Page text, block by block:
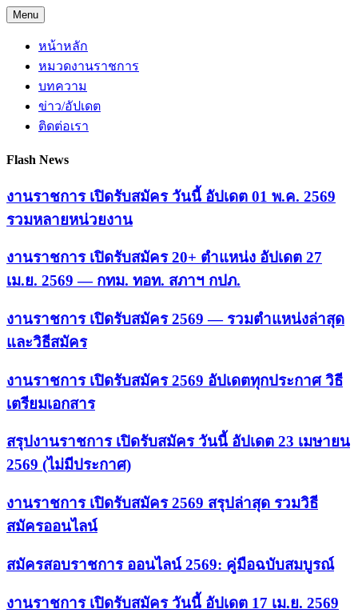
Skip
to
content
Menu
หน้าหลัก
หมวดงานราชการ
บทความ
ข่าว/อัปเดต
ติดต่อเรา
Flash News
งานราชการ เปิดรับสมัคร วันนี้ อัปเดต 01 พ.ค. 2569
รวมหลายหน่วยงาน
งานราชการ เปิดรับสมัคร 20+ ตำแหน่ง อัปเดต 27
เม.ย. 2569 — กทม. ทอท. สภาฯ กปภ.
งานราชการ เปิดรับสมัคร 2569 — รวมตำแหน่งล่าสุด
และวิธีสมัคร
งานราชการ เปิดรับสมัคร 2569 อัปเดตทุกประกาศ วิธี
เตรียมเอกสาร
สรุปงานราชการ เปิดรับสมัคร วันนี้ อัปเดต 23 เมษายน
2569 (ไม่มีประกาศ)
งานราชการ เปิดรับสมัคร 2569 สรุปล่าสุด รวมวิธี
สมัครออนไลน์
สมัครสอบราชการ ออนไลน์ 2569: คู่มือฉบับสมบูรณ์
งานราชการ เปิดรับสมัคร วันนี้ อัปเดต 17 เม.ย. 2569